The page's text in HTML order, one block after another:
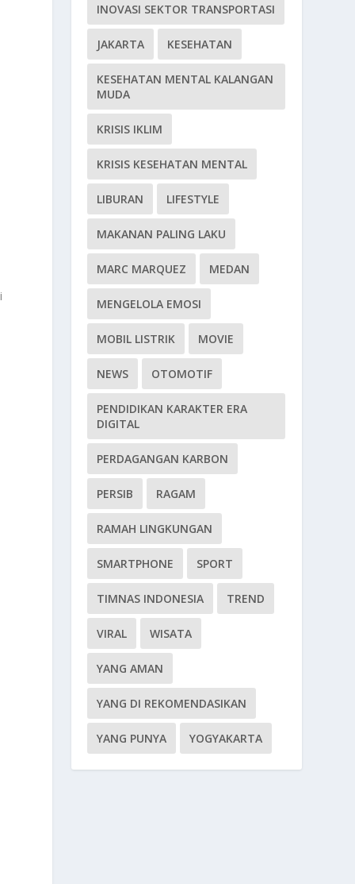
INOVASI SEKTOR TRANSPORTASI
JAKARTA KESEHATAN
KESEHATAN MENTAL KALANGAN
MUDA
KRISIS IKLIM
KRISIS KESEHATAN MENTAL
LIBURAN LIFESTYLE
MAKANAN PALING LAKU
MARC MARQUEZ MEDAN
MENGELOLA EMOSI
MOBIL LISTRIK MOVIE
NEWS OTOMOTIF
PENDIDIKAN KARAKTER ERA
DIGITAL
PERDAGANGAN KARBON
PERSIB RAGAM
RAMAH LINGKUNGAN
SMARTPHONE SPORT
TIMNAS INDONESIA TREND
VIRAL WISATA
YANG AMAN
YANG DI REKOMENDASIKAN
YANG PUNYA YOGYAKARTA